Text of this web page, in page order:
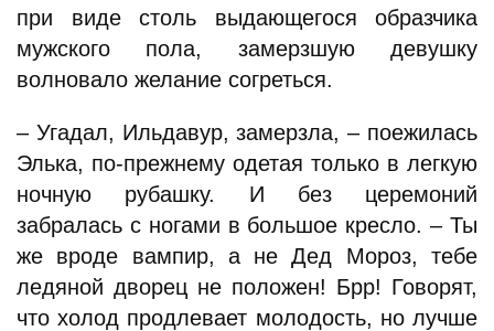
при виде столь выдающегося образчика
мужского пола, замерзшую девушку
волновало желание согреться.
– Угадал, Ильдавур, замерзла, – поежилась
Элька, по-прежнему одетая только в легкую
ночную рубашку. И без церемоний
забралась с ногами в большое кресло. – Ты
же вроде вампир, а не Дед Мороз, тебе
ледяной дворец не положен! Брр! Говорят,
что холод продлевает молодость, но лучше